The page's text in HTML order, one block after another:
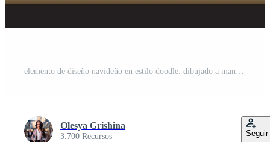
elemento de diseño navideño en estilo doodle. dibujado a mano. Vector Pro
Olesya Grishina
3.700 Recursos Seguir